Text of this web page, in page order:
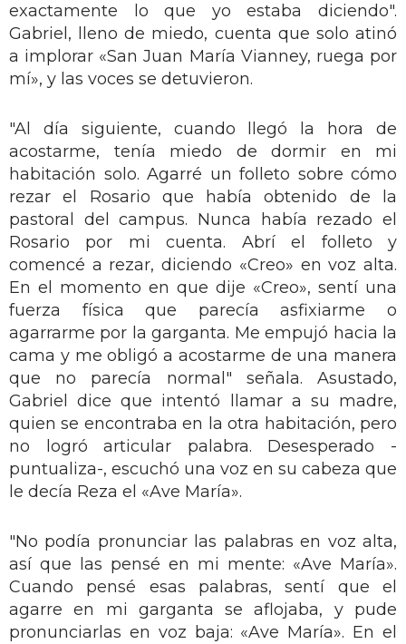
exactamente lo que yo estaba diciendo".
Gabriel, lleno de miedo, cuenta que solo atinó
a implorar «San Juan María Vianney, ruega por
mí», y las voces se detuvieron.
"Al día siguiente, cuando llegó la hora de
acostarme, tenía miedo de dormir en mi
habitación solo. Agarré un folleto sobre cómo
rezar el Rosario que había obtenido de la
pastoral del campus. Nunca había rezado el
Rosario por mi cuenta. Abrí el folleto y
comencé a rezar, diciendo «Creo» en voz alta.
En el momento en que dije «Creo», sentí una
fuerza física que parecía asfixiarme o
agarrarme por la garganta. Me empujó hacia la
cama y me obligó a acostarme de una manera
que no parecía normal" señala. Asustado,
Gabriel dice que intentó llamar a su madre,
quien se encontraba en la otra habitación, pero
no logró articular palabra. Desesperado -
puntualiza-, escuchó una voz en su cabeza que
le decía Reza el «Ave María».
"No podía pronunciar las palabras en voz alta,
así que las pensé en mi mente: «Ave María».
Cuando pensé esas palabras, sentí que el
agarre en mi garganta se aflojaba, y pude
pronunciarlas en voz baja: «Ave María». En el